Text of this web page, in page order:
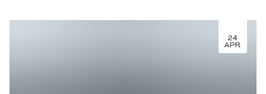
24
APR